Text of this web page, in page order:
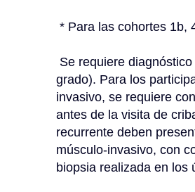
* Para las cohortes 1b,
grado). Para los
invasivo, se requiere
antes de la visita de
recurrente deben
músculo-invasivo, con
biopsia realizada en los